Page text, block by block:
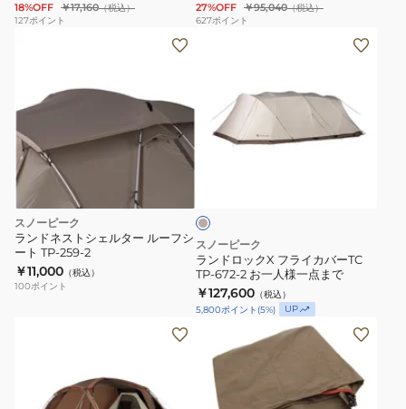
ブ
18%OFF ￥17,160（税込）
127ポイント
27%OFF ￥95,040（税込）
627ポイント
スノーピーク
ランドネストシェルター ルーフシ
ート TP-259-2
￥11,000 （税込）
100ポイント
ラ
イ
カ
バ
ー
672-
ベ
ュ
スノーピーク
ランドロックX フライカバーTC
TP-672-2 お一人様一点まで
￥127,600 （税込）
5,800ポイント (5%) UP